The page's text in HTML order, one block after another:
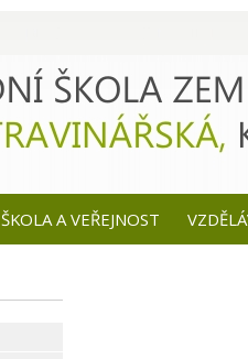
ŠKOLA A VEŘEJNOST